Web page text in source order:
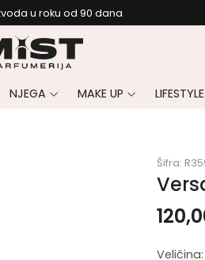
u roku od 90 dana
NJEGA MAKE UP LIFESTYLE
Šifra:
Veličina: